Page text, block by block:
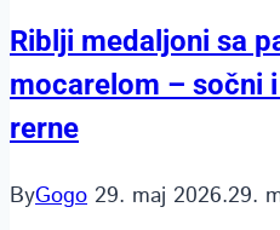
Riblji medaljoni sa
mocarelom – sočni
rerne
ByGogo 29. maj 2026.29.